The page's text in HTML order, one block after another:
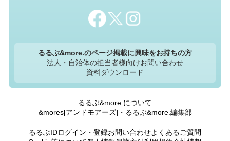
るるぶ&more.のページ掲載に興味をお持ちの方
法人・自治体の担当者様向けお問い合わせ
資料ダウンロード
るるぶ&more.について
&mores[アンドモアーズ]・るるぶ&more.編集部
るるぶIDログイン・登録お問い合わせよくあるご質問